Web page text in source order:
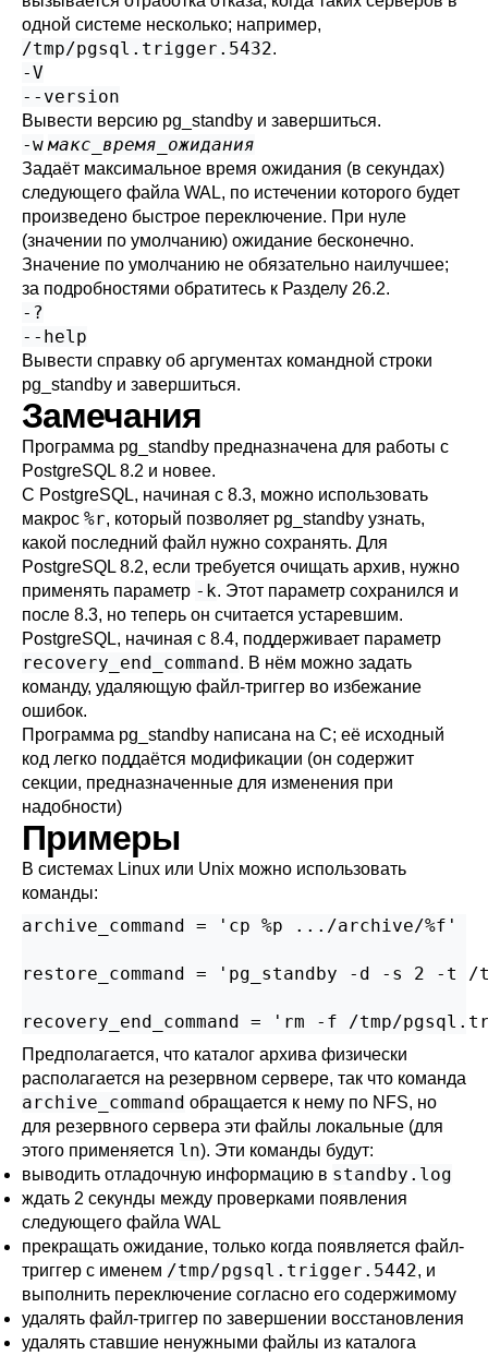
одной системе несколько; например,
/tmp/pgsql.trigger.5432.
-V
--version
Вывести версию pg_standby и завершиться.
-w макс_время_ожидания
Задаёт максимальное время ожидания (в секундах)
следующего файла WAL, по истечении которого будет
произведено быстрое переключение. При нуле
(значении по умолчанию) ожидание бесконечно.
Значение по умолчанию не обязательно наилучшее;
за подробностями обратитесь к Разделу 26.2.
-?
--help
Вывести справку об аргументах командной строки
pg_standby и завершиться.
Замечания
Программа pg_standby предназначена для работы с
PostgreSQL 8.2 и новее.
С PostgreSQL, начиная с 8.3, можно использовать
макрос %r, который позволяет pg_standby узнать,
какой последний файл нужно сохранять. Для
PostgreSQL 8.2, если требуется очищать архив, нужно
применять параметр -k. Этот параметр сохранился и
после 8.3, но теперь он считается устаревшим.
PostgreSQL, начиная с 8.4, поддерживает параметр
recovery_end_command. В нём можно задать
команду, удаляющую файл-триггер во избежание
ошибок.
Программа pg_standby написана на C; её исходный
код легко поддаётся модификации (он содержит
секции, предназначенные для изменения при
надобности)
Примеры
В системах Linux или Unix можно использовать
команды:
archive_command = 'cp %p .../archive/%f'
restore_command = 'pg_standby -d -s 2 -t
recovery_end_command = 'rm -f /tmp/
Предполагается, что каталог архива физически
располагается на резервном сервере, так что команда
archive_command обращается к нему по NFS, но
для резервного сервера эти файлы локальные (для
этого применяется ln). Эти команды будут:
выводить отладочную информацию в standby.log
ждать 2 секунды между проверками появления
следующего файла WAL
прекращать ожидание, только когда появляется файл-
триггер с именем /tmp/pgsql.trigger.5442, и
выполнить переключение согласно его содержимому
удалять файл-триггер по завершении восстановления
удалять ставшие ненужными файлы из каталога